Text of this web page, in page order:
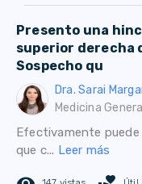
Presento una
superior derecha
Sospecho qu
Dra. Sarai
Medicina
Efectivamente
que c... Leer más